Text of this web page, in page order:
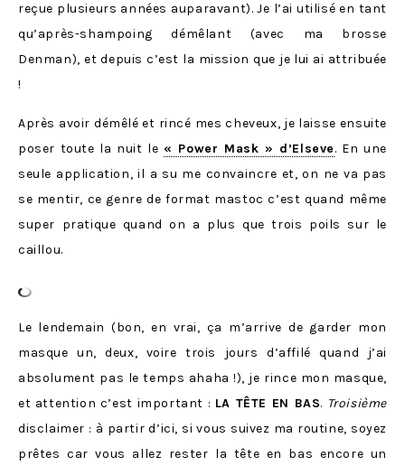
reçue plusieurs années auparavant). Je l’ai utilisé en tant
qu’après-shampoing démêlant (avec ma brosse
Denman), et depuis c’est la mission que je lui ai attribuée
!
Après avoir démêlé et rincé mes cheveux, je laisse ensuite
poser toute la nuit le« Power Mask » d’Elseve. En une
seule application, il a su me convaincre et, on ne va pas
se mentir, ce genre de format mastoc c’est quand même
super pratique quand on a plus que trois poils sur le
caillou.
Le lendemain (bon, en vrai, ça m’arrive de garder mon
masque un, deux, voire trois jours d’affilé quand j’ai
absolument pas le temps ahaha !), je rince mon masque,
et attention c’est important : LA TÊTE EN BAS. Troisième
disclaimer : à partir d’ici, si vous suivez ma routine, soyez
prêtes car vous allez rester la tête en bas encore un